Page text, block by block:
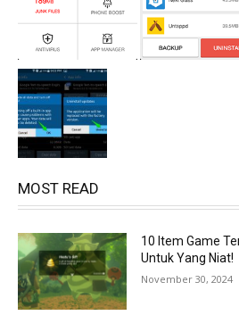
MOST READ
10 Item Game
Untuk Yang Niat!
November 30, 2024